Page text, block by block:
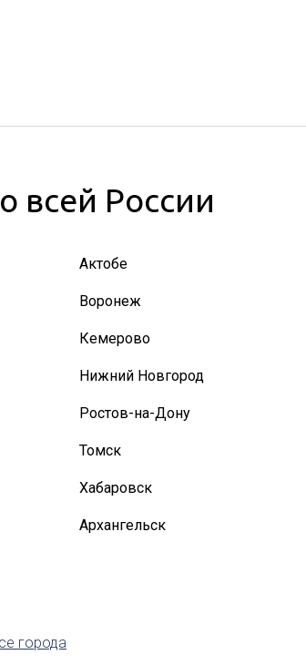
всей России
Актобе
Воронеж
Кемерово
Нижний Новгород
Ростов-на-Дону
Томск
Хабаровск
Архангельск
города